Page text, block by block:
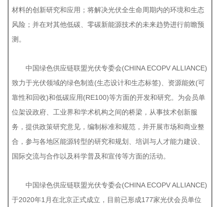
材料的创新研究和应用；将解决光伏全生命周期内的环境和生态
风险；并在对其他低碳、零碳新能源技术的未来趋势进行前瞻预
测。
中国绿色供应链联盟光伏专委会(CHINA ECOPV ALLIANCE)
致力于光伏领域的绿色制造(生态设计和生态标签)、资源能效(可
靠性和回收)和低碳应用(RE100)等方面的开发和研究。为会员单
位架设政府、工业界和学术机构之间的桥梁，从事技术创新服
务，提供政策研究意见，编制标准和规范，并开展市场和商业整
合，参与各地区能源转型的研究和规划、培训与人才能力建设、
国际交流与合作以及科学普及和宣传等方面的活动。
中国绿色供应链联盟光伏专委会(CHINA ECOPV ALLIANCE)
于2020年1月在北京正式成立，目前已形成177家光伏会员单位